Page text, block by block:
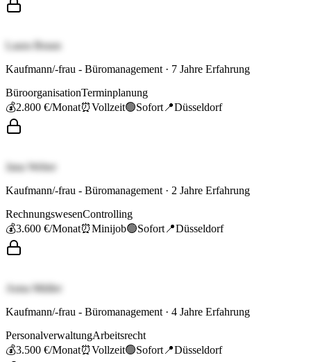
Laura Braun
Kaufmann/-frau - Büromanagement · 7 Jahre Erfahrung
BüroorganisationTerminplanung
💰2.800 €/Monat⏰Vollzeit🟢Sofort 📍Düsseldorf
Jana Weber
Kaufmann/-frau - Büromanagement · 2 Jahre Erfahrung
RechnungswesenControlling
💰3.600 €/Monat⏰Minijob🟢Sofort 📍Düsseldorf
Anna Müller
Kaufmann/-frau - Büromanagement · 4 Jahre Erfahrung
PersonalverwaltungArbeitsrecht
💰3.500 €/Monat⏰Vollzeit🟢Sofort 📍Düsseldorf